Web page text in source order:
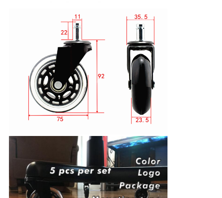
POLICY